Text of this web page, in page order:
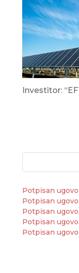
Investitor:
Potpisan
Potpisan
Potpisan
Potpisan
Potpisan